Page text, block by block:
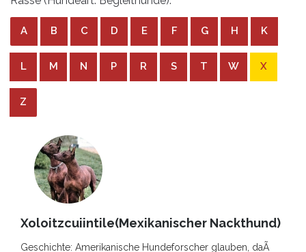
A B C D E F G H K
L M N P R S T W X
Z
Xoloitzcuiintile(Mexikanischer Nackthund)
Geschichte: Amerikanische Hundeforscher glauben, daÃ